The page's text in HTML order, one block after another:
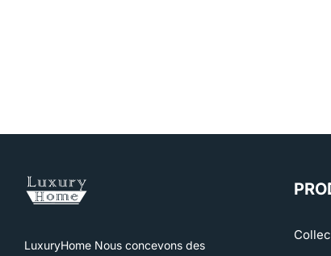
LuxuryHome Nous concevons des